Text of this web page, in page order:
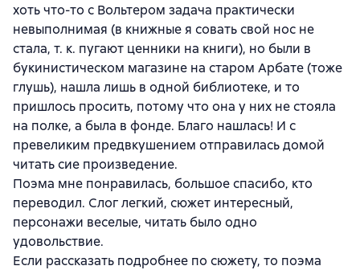
хоть что-то с Вольтером задача практически
невыполнимая (в книжные я совать свой нос не
стала, т. к. пугают ценники на книги), но были в
букинистическом магазине на старом Арбате (тоже
глушь), нашла лишь в одной библиотеке, и то
пришлось просить, потому что она у них не стояла
на полке, а была в фонде. Благо нашлась! И с
превеликим предвкушением отправилась домой
читать сие произведение.
Поэма мне понравилась, большое спасибо, кто
переводил. Слог легкий, сюжет интересный,
персонажи веселые, читать было одно
удовольствие.
Если рассказать подробнее по сюжету, то поэма